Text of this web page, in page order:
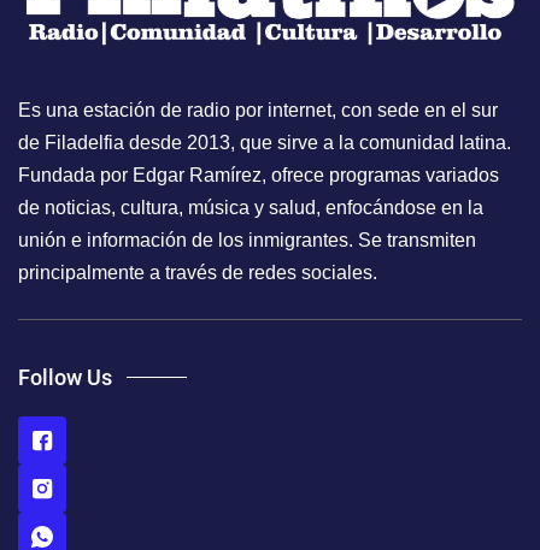
Es una estación de radio por internet, con sede en el sur
de Filadelfia desde 2013, que sirve a la comunidad latina.
Fundada por Edgar Ramírez, ofrece programas variados
de noticias, cultura, música y salud, enfocándose en la
unión e información de los inmigrantes. Se transmiten
principalmente a través de redes sociales.
Follow Us